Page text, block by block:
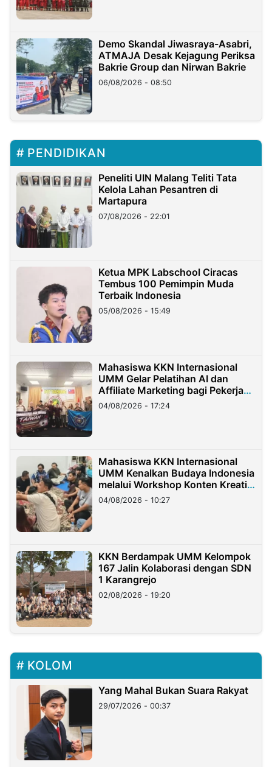
Demo Skandal Jiwasraya-Asabri,
ATMAJA Desak Kejagung Periksa
Bakrie Group dan Nirwan Bakrie
06/08/2026 - 08:50
PENDIDIKAN
Peneliti UIN Malang Teliti Tata
Kelola Lahan Pesantren di
Martapura
07/08/2026 - 22:01
Ketua MPK Labschool Ciracas
Tembus 100 Pemimpin Muda
Terbaik Indonesia
05/08/2026 - 15:49
Mahasiswa KKN Internasional
UMM Gelar Pelatihan AI dan
Affiliate Marketing bagi Pekerja
Migran Indonesia di Taiwan
04/08/2026 - 17:24
Mahasiswa KKN Internasional
UMM Kenalkan Budaya Indonesia
melalui Workshop Konten Kreatif
di Taiwan
04/08/2026 - 10:27
KKN Berdampak UMM Kelompok
167 Jalin Kolaborasi dengan SDN
1 Karangrejo
02/08/2026 - 19:20
KOLOM
Yang Mahal Bukan Suara Rakyat
29/07/2026 - 00:37